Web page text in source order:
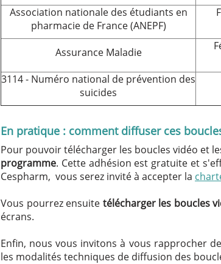
Association nationale des étudiants en
pharmacie de France (ANEPF)
Assurance Maladie
3114 - Numéro national de prévention des
suicides
En pratique : comment diffuser ces
Pour pouvoir télécharger les boucles vidéo et
programme. Cette adhésion est gratuite et
Cespharm, vous serez invité à accepter la
Vous pourrez ensuite télécharger les boucles
écrans.
Enfin, nous vous invitons à vous rapprocher
les modalités techniques de diffusion des